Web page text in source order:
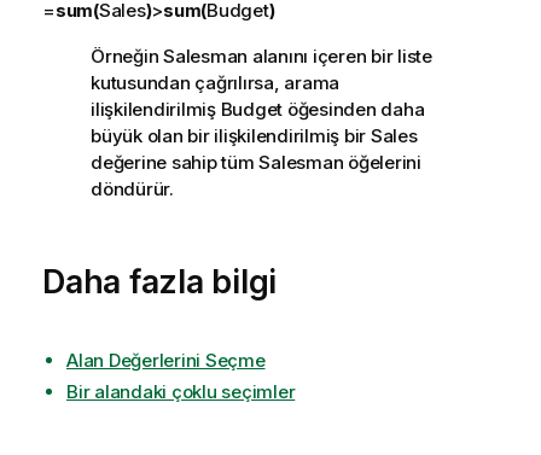
=sum(Sales)>sum(Budget)
Örneğin Salesman alanını içeren bir liste
kutusundan çağrılırsa, arama
ilişkilendirilmiş Budget öğesinden daha
büyük olan bir ilişkilendirilmiş bir Sales
değerine sahip tüm Salesman öğelerini
döndürür.
Daha fazla bilgi
Alan Değerlerini Seçme
Bir alandaki çoklu seçimler